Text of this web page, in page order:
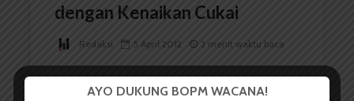
dengan Kenaikan Cukai
Redaksi 5 April 2012 3 menit waktu baca
AYO DUKUNG BOPM WACANA!